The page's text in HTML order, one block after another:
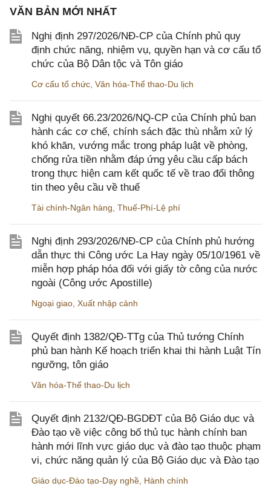
VĂN BẢN MỚI NHẤT
Nghị định 297/2026/NĐ-CP của Chính phủ quy
định chức năng, nhiệm vụ, quyền hạn và cơ cấu tổ
chức của Bộ Dân tộc và Tôn giáo
Cơ cấu tổ chức Văn hóa-Thể thao-Du lịch
Nghị quyết 66.23/2026/NQ-CP của Chính phủ ban
hành các cơ chế, chính sách đặc thù nhằm xử lý
khó khăn, vướng mắc trong pháp luật về phòng,
chống rửa tiền nhằm đáp ứng yêu cầu cấp bách
trong thực hiện cam kết quốc tế về trao đổi thông
tin theo yêu cầu về thuế
Tài chính-Ngân hàng Thuế-Phí-Lệ phí
Nghị định 293/2026/NĐ-CP của Chính phủ hướng
dẫn thực thi Công ước La Hay ngày 05/10/1961 về
miễn hợp pháp hóa đối với giấy tờ công của nước
ngoài (Công ước Apostille)
Ngoại giao Xuất nhập cảnh
Quyết định 1382/QĐ-TTg của Thủ tướng Chính
phủ ban hành Kế hoạch triển khai thi hành Luật Tín
ngưỡng, tôn giáo
Văn hóa-Thể thao-Du lịch
Quyết định 2132/QĐ-BGDĐT của Bộ Giáo dục và
Đào tạo về việc công bố thủ tục hành chính ban
hành mới lĩnh vực giáo dục và đào tạo thuộc phạm
vi, chức năng quản lý của Bộ Giáo dục và Đào tạo
Giáo dục-Đào tạo-Dạy nghề Hành chính